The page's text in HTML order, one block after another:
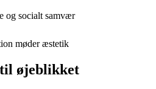
og socialt samvær
møder æstetik
øjeblikket